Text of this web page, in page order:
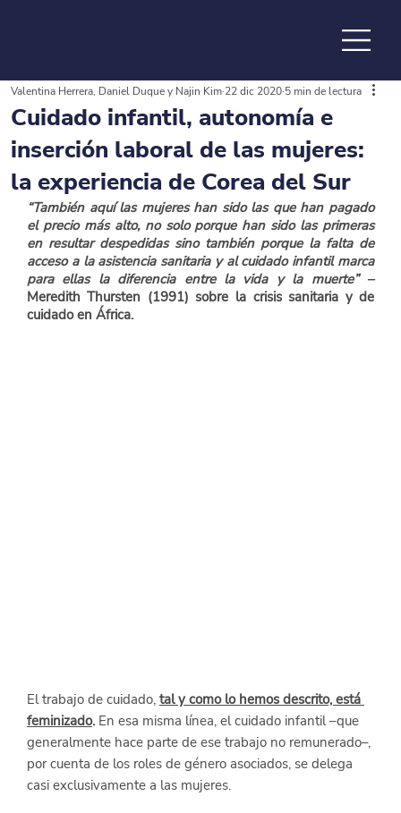
de la
Cuidado infantil, autonomía e
inserción laboral de las mujeres:
la experiencia de Corea del Sur
Valentina Herrera, Daniel Duque y Najin Kim 22 dic 2020 5 min de lectura
“También aquí las mujeres han sido las que han pagado
el precio más alto, no solo porque han sido las primeras
en resultar despedidas sino también porque la falta de
acceso a la asistencia sanitaria y al cuidado infantil marca
para ellas la diferencia entre la vida y la muerte” –
Meredith Thursten (1991) sobre la crisis sanitaria y de
cuidado en África.
El trabajo de cuidado, tal y como lo hemos descrito, está
feminizado. En esa misma línea, el cuidado infantil –que
generalmente hace parte de ese trabajo no remunerado–,
por cuenta de los roles de género asociados, se delega
casi exclusivamente a las mujeres.